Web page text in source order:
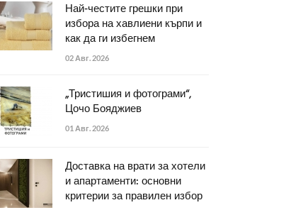
Най-честите грешки при
избора на хавлиени кърпи и
как да ги избегнем
02 Авг. 2026
„Тристишия и фотограми“,
Цочо Бояджиев
01 Авг. 2026
Доставка на врати за хотели
и апартаменти: основни
критерии за правилен избор